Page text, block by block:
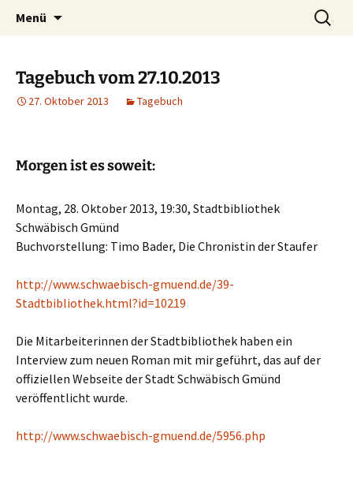
Timo Bader
Willkommen im Reich der Geschichten
Menü
Tagebuch vom 27.10.2013
27. Oktober 2013 Tagebuch
Morgen ist es soweit:
Montag, 28. Oktober 2013, 19:30, Stadtbibliothek
Schwäbisch Gmünd
Buchvorstellung: Timo Bader, Die Chronistin der Staufer
http://www.schwaebisch-gmuend.de/39-
Stadtbibliothek.html?id=10219
Die Mitarbeiterinnen der Stadtbibliothek haben ein
Interview zum neuen Roman mit mir geführt, das auf der
offiziellen Webseite der Stadt Schwäbisch Gmünd
veröffentlicht wurde.
http://www.schwaebisch-gmuend.de/5956.php